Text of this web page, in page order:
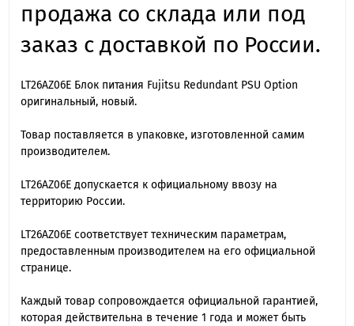
продажа со склада или под
заказ с доставкой по России.
LT26AZ06E Блок питания Fujitsu Redundant PSU Option
оригинальный, новый.
Товар поставляется в упаковке, изготовленной самим
производителем.
LT26AZ06E допускается к официальному ввозу на
территорию России.
LT26AZ06E cоответствует техническим параметрам,
предоставленным производителем на его официальной
странице.
Каждый товар сопровождается официальной гарантией,
которая действительна в течение 1 года и может быть